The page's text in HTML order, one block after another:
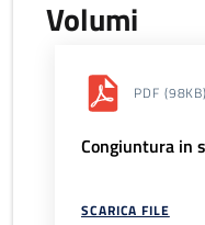
Volumi
PDF (98KB)
Congiuntura in
SCARICA FILE